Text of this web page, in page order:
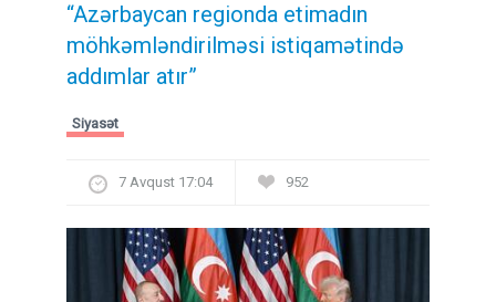
“Azərbaycan regionda etimadın
möhkəmləndirilməsi istiqamətində
addımlar atır”
Siyasət
7 Avqust 17:04 952